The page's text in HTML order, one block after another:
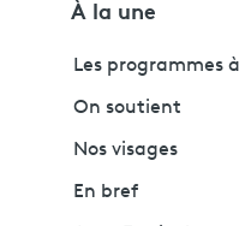
À la une
Les programmes
On soutient
Nos visages
En bref